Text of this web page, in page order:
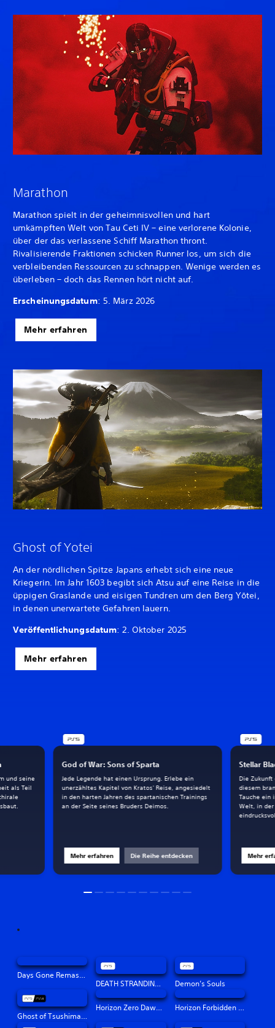
Marathon
Marathon spielt in der geheimnisvollen und hart
umkämpften Welt von Tau Ceti IV – eine verlorene Kolonie,
über der das verlassene Schiff Marathon thront.
Rivalisierende Fraktionen schicken Runner los, um sich die
verbleibenden Ressourcen zu schnappen. Wenige werden es
überleben – doch das Rennen hört nicht auf.
Erscheinungsdatum: 5. März 2026
Mehr erfahren
Ghost of Yotei
An der nördlichen Spitze Japans erhebt sich eine neue
Kriegerin. Im Jahr 1603 begibt sich Atsu auf eine Reise in die
üppigen Graslande und eisigen Tundren um den Berg Yōtei,
in denen unerwartete Gefahren lauern.
Veröffentlichungsdatum: 2. Oktober 2025
Mehr erfahren
God of War: Sons of Sparta
Jede Legende hat einen Ursprung. Erlebe ein
unerzähltes Kapitel von Kratos' Reise, angesiedelt
in den harten Jahren des spartanischen Trainings
an der Seite seines Bruders Deimos.
Mehr erfahren Die Reihe entdecken
Stellar
Die
diesem
Tauche ein
Welt, in der
Mehr
und seine
als Teil
Days Gone Remastered
DEATH STRANDING DIRECTOR'S CUT
Demon’s Souls
Ghost of Tsushima Director's Cut
Horizon Zero Dawn™ Remastered Horizon Forbidden West™